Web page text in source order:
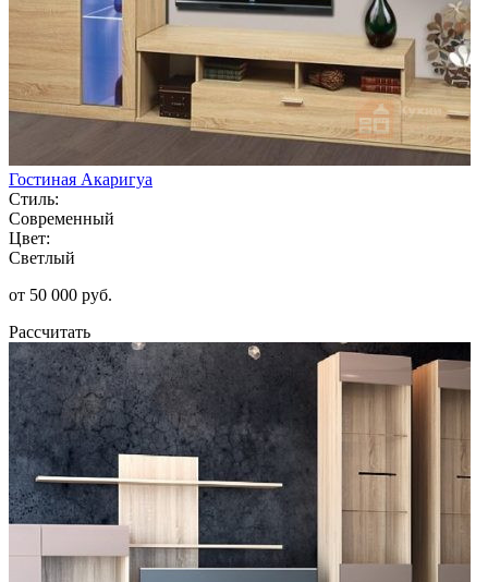
Гостиная Акаригуа
Стиль:
Современный
Цвет:
Светлый
от 50 000 руб.
Рассчитать